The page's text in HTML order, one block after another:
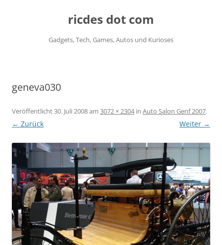
ricdes dot com
Gadgets, Tech, Games, Autos und Kurioses
geneva030
Veröffentlicht30. Juli 2008am 3072 × 2304in Auto Salon Genf 2007.
← Zurück Weiter →